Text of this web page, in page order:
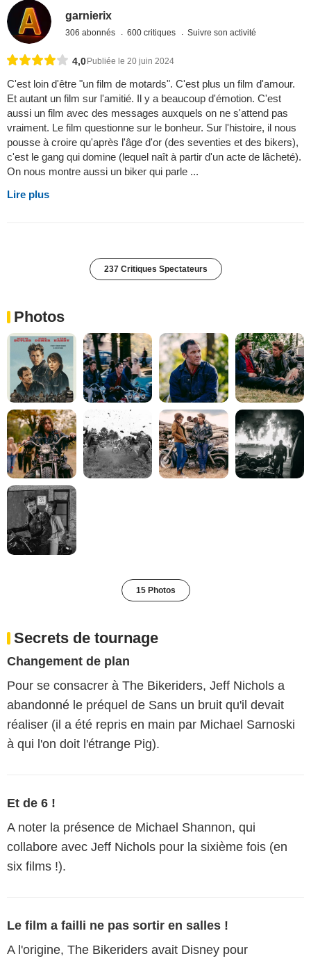
garnierix
306 abonnés 600 critiques Suivre son activité
4,0 Publiée le 20 juin 2024
C'est loin d'être "un film de motards". C'est plus un film d'amour.
Et autant un film sur l'amitié. Il y a beaucoup d'émotion. C'est
aussi un film avec des messages auxquels on ne s'attend pas
vraiment. Le film questionne sur le bonheur. Sur l'histoire, il nous
pousse à croire qu'après l'âge d'or (des seventies et des bikers),
c'est le gang qui domine (lequel naît à partir d'un acte de lâcheté).
On nous montre aussi un biker qui parle ...
Lire plus
237 Critiques Spectateurs
Photos
15 Photos
Secrets de tournage
Changement de plan
Pour se consacrer à The Bikeriders, Jeff Nichols a
abandonné le préquel de Sans un bruit qu'il devait
réaliser (il a été repris en main par Michael Sarnoski
à qui l'on doit l'étrange Pig).
Et de 6 !
A noter la présence de Michael Shannon, qui
collabore avec Jeff Nichols pour la sixième fois (en
six films !).
Le film a failli ne pas sortir en salles !
A l'origine, The Bikeriders avait Disney pour